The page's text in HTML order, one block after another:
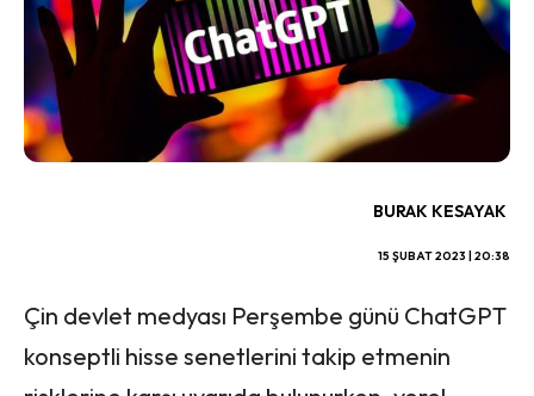
BURAK KESAYAK
15 ŞUBAT 2023 | 20:38
Çin devlet medyası Perşembe günü ChatGPT
konseptli hisse senetlerini takip etmenin